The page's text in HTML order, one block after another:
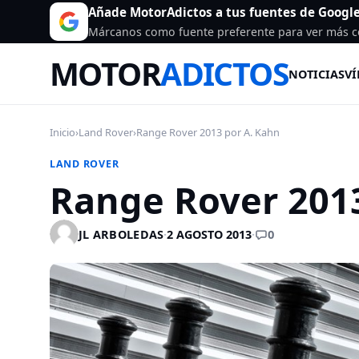
Añade MotorAdictos a tus fuentes de
Márcanos como fuente preferente para ver más
MOTORADICTOSNOTICIAS
Inicio›Land Rover›Range Rover 2013 por A. Kahn
LAND ROVER
Range Rover
JL ARBOLEDAS·2 AGOSTO 2013· 0